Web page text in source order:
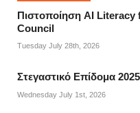
Πιστοποίηση AI
Council
Tuesday July 28th, 2026
Στεγαστικό Επίδομα
Wednesday July 1st, 2026